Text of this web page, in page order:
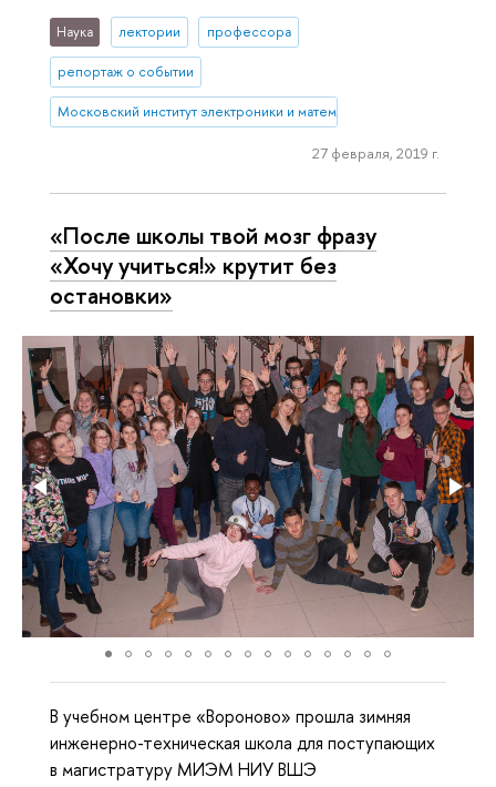
Наука лектории профессора
репортаж о событии
Московский институт электроники и математики им. А.Н. Тихонова
27 февраля, 2019 г.
«После школы твой мозг фразу
«Хочу учиться!» крутит без
остановки»
В учебном центре «Вороново» прошла зимняя
инженерно-техническая школа для поступающих
в магистратуру МИЭМ НИУ ВШЭ